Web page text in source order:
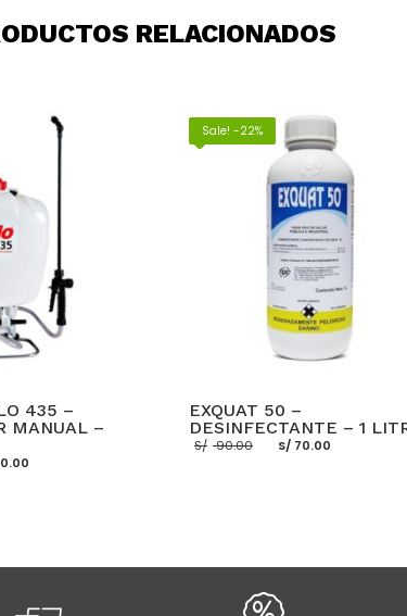
RELACIONADOS
435 –
MANUAL –
Sale! -22%
EXQUAT 50 –
DESINFECTANTE – 1
S/ 90.00 El
precio
S/ 70.00